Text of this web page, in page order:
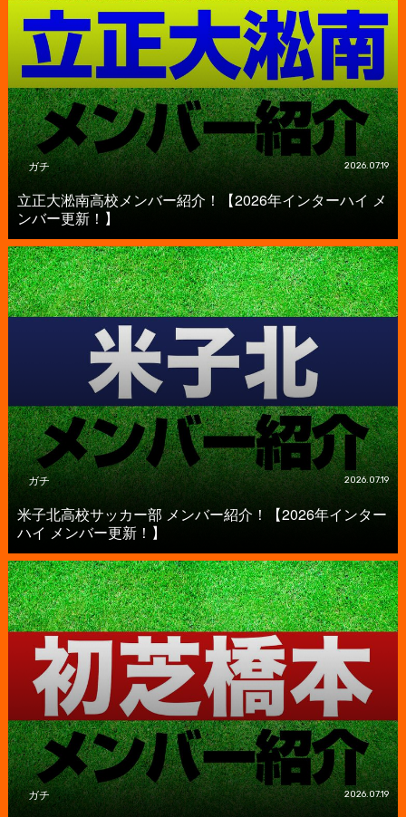
ガチ 2026.07.19
立正大淞南高校メンバー紹介！【2026年インターハイ メ
ンバー更新！】
ガチ 2026.07.19
米子北高校サッカー部 メンバー紹介！【2026年インター
ハイ メンバー更新！】
ガチ 2026.07.19